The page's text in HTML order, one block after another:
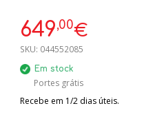
AUTOMÁTICA
649,00€
SKU: 044552085
Em stock
Portes grátis
Recebe em 1/2 dias úteis.